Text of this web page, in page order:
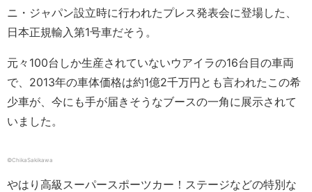
ニ・ジャパン設立時に行われたプレス発表会に登場した、
日本正規輸入第1号車だそう。
元々100台しか生産されていないウアイラの16台目の車両
で、2013年の車体価格は約1億2千万円とも言われたこの希
少車が、今にも手が届きそうなブースの一角に展示されて
いました。
©ChikaSakikawa
やはり高級スーパースポーツカー！ステージなどの特別な